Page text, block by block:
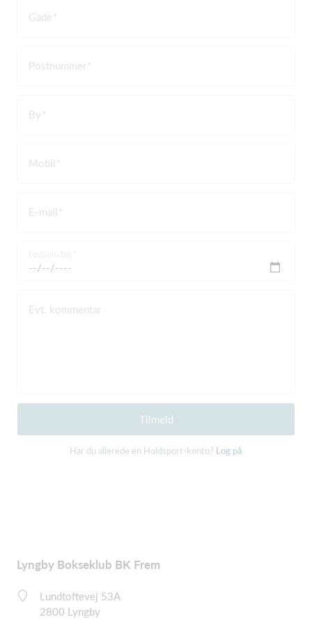
Gade
Postnummer
By
Mobil
E-mail
Evt. kommentar
Tilmeld
Har du allerede en Holdsport-konto? Log på
Lyngby Bokseklub BK Frem
Lundtoftevej 53A
2800 Lyngby